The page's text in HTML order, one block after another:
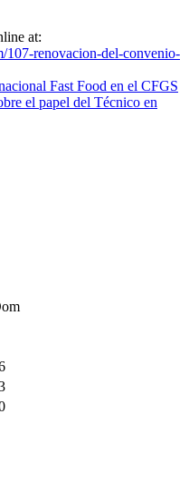
at:
107-renovacion-del-convenio-
Fast Food en el CFGS
el papel del Técnico en